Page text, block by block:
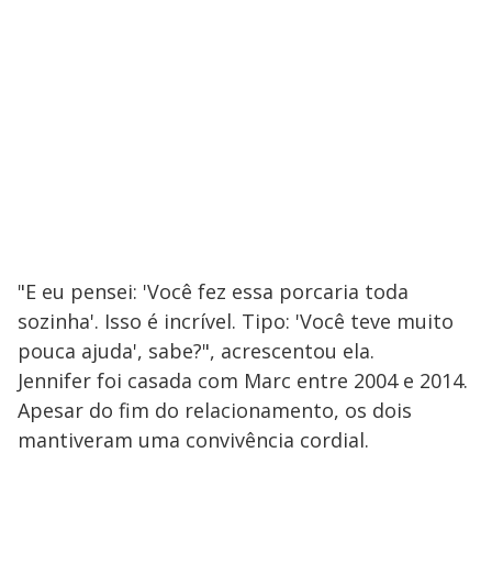
"E eu pensei: 'Você fez essa porcaria toda
sozinha'. Isso é incrível. Tipo: 'Você teve muito
pouca ajuda', sabe?", acrescentou ela.
Jennifer foi casada com Marc entre 2004 e 2014.
Apesar do fim do relacionamento, os dois
mantiveram uma convivência cordial.